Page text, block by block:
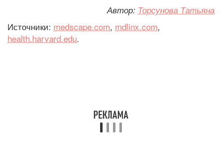
Автор: Торсунова Татьяна
Источники: medscape.com, mdlinx.com,
health.harvard.edu.